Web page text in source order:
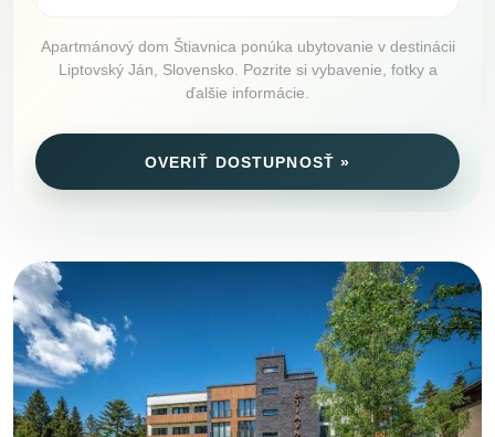
Apartmánový dom Štiavnica ponúka ubytovanie v destinácii
Liptovský Ján, Slovensko. Pozrite si vybavenie, fotky a
ďalšie informácie.
OVERIŤ DOSTUPNOSŤ »